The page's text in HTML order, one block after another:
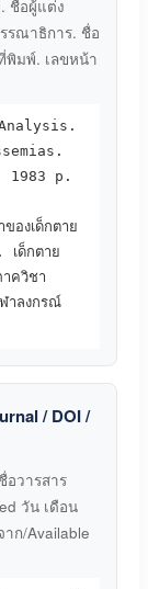
ชื่อผู้แต่ง
รณาธิการ. ชื่อ
พิมพ์. เลขหน้า
Analysis.
1983 p.
องเด็กตาย
ด็กตาย
ควิชา
าลงกรณ์
/ DOI /
วารสาร
วัน เดือน
ก/Available